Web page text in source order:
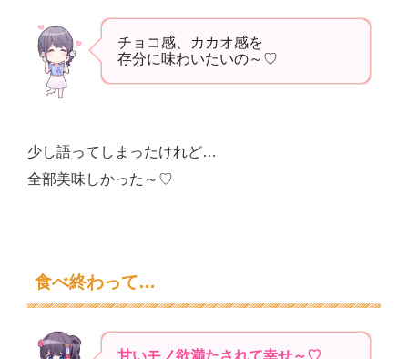
チョコ感、カカオ感を
存分に味わいたいの～♡
少し語ってしまったけれど…
全部美味しかった～♡
食べ終わって…